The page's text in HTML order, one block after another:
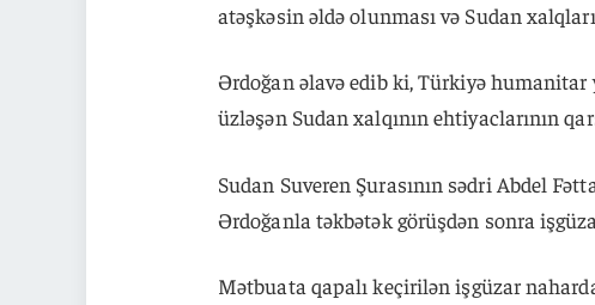
atəşkəsin əldə olunması və Sudan
Ərdoğan əlavə edib ki, Türkiyə humanitar
üzləşən Sudan xalqının ehtiyaclarının
Sudan Suveren Şurasının sədri Abdel
Ərdoğanla təkbətək görüşdən sonra
Mətbuata qapalı keçirilən işgüzar